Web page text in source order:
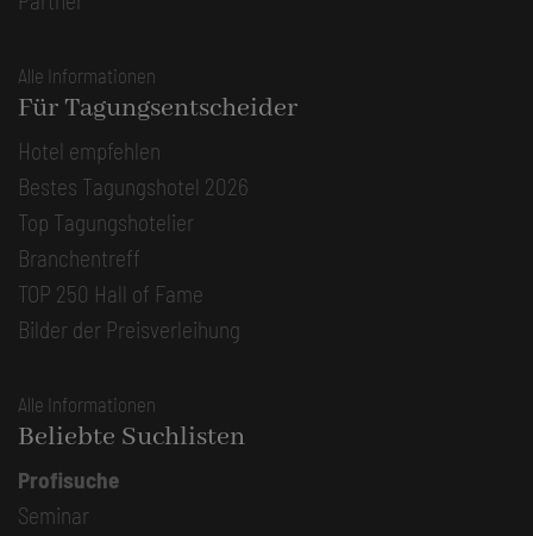
Alle Informationen
Für Tagungsentscheider
Hotel empfehlen
Bestes Tagungshotel 2026
Top Tagungshotelier
Branchentreff
TOP 250 Hall of Fame
Bilder der Preisverleihung
Alle Informationen
Beliebte Suchlisten
Profisuche
Seminar